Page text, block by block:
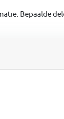
Bepaalde